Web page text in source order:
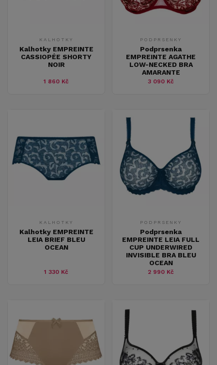
KALHOTKY
Kalhotky EMPREINTE
CASSIOPÉE SHORTY
NOIR
1 860 Kč
PODPRSENKY
Podprsenka
EMPREINTE AGATHE
LOW-NECKED BRA
AMARANTE
3 090 Kč
KALHOTKY
Kalhotky EMPREINTE
LEIA BRIEF BLEU
OCEAN
1 330 Kč
PODPRSENKY
Podprsenka
EMPREINTE LEIA FULL
CUP UNDERWIRED
INVISIBLE BRA BLEU
OCEAN
2 990 Kč